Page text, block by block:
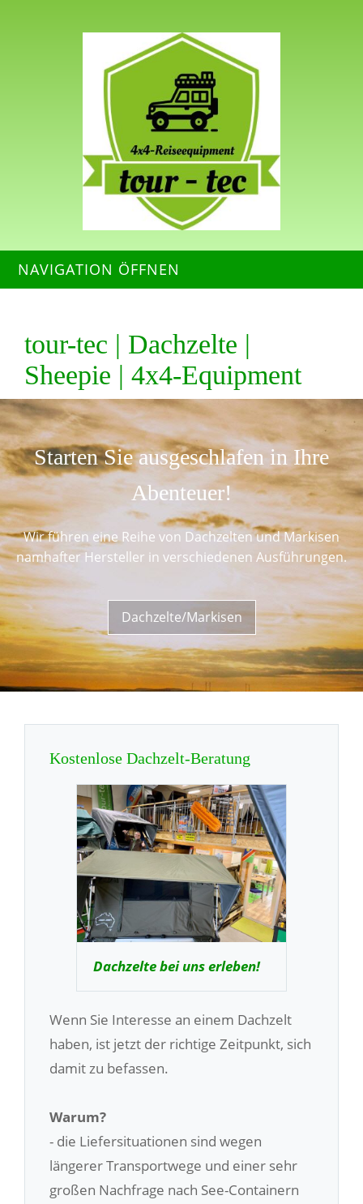
NAVIGATION ÖFFNEN
tour-tec | Dachzelte |
Sheepie | 4x4-Equipment
Starten Sie ausgeschlafen in Ihre
Abenteuer!
Wir führen eine Reihe von Dachzelten und Markisen
namhafter Hersteller in verschiedenen Ausführungen.
Dachzelte/Markisen
Kostenlose Dachzelt-Beratung
Dachzelte bei uns erleben!
Wenn Sie Interesse an einem Dachzelt
haben, ist jetzt der richtige Zeitpunkt, sich
damit zu befassen.
Warum?
- die Liefersituationen sind wegen
längerer Transportwege und einer sehr
großen Nachfrage nach See-Containern